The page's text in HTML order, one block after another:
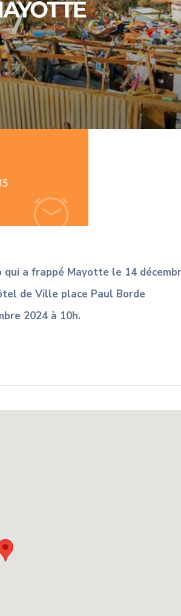
qui a frappé Mayotte le 14
de Ville place Paul Borde
2024 à 10h.